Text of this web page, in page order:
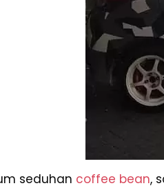
seduhan coffee bean,